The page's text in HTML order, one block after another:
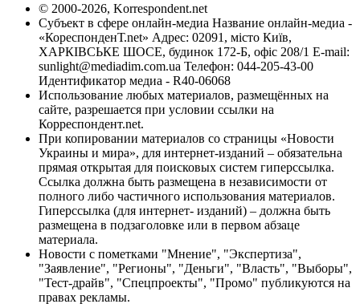
© 2000-2026, Korrespondent.net
Субъект в сфере онлайн-медиа Название онлайн-медиа -
«КореспонденТ.net» Адрес: 02091, місто Київ,
ХАРКІВСЬКЕ ШОСЕ, будинок 172-Б, офіс 208/1 E-mail:
sunlight@mediadim.com.ua Телефон: 044-205-43-00
Идентификатор медиа - R40-06068
Использование любых материалов, размещённых на
сайте, разрешается при условии ссылки на
Корреспондент.net.
При копировании материалов со страницы «Новости
Украины и мира», для интернет-изданий – обязательна
прямая открытая для поисковых систем гиперссылка.
Ссылка должна быть размещена в независимости от
полного либо частичного использования материалов.
Гиперссылка (для интернет- изданий) – должна быть
размещена в подзаголовке или в первом абзаце
материала.
Новости с пометками "Мнение", "Экспертиза",
"Заявление", "Регионы", "Деньги", "Власть", "Выборы",
"Тест-драйв", "Спецпроекты", "Промо" публикуются на
правах рекламы.